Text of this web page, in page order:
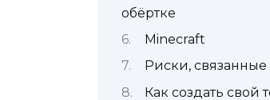
обёртке
Minecraft
Риски, связанные
Как создать свой